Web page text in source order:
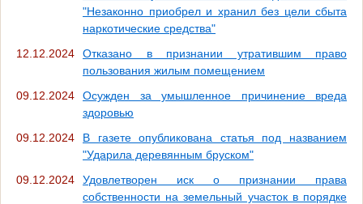
"Незаконно приобрел и хранил без цели сбыта
наркотические средства"
12.12.2024
Отказано в признании утратившим право
пользования жилым помещением
09.12.2024
Осужден за умышленное причинение вреда
здоровью
09.12.2024
В газете опубликована статья под названием
"Ударила деревянным бруском"
09.12.2024
Удовлетворен иск о признании права
собственности на земельный участок в порядке